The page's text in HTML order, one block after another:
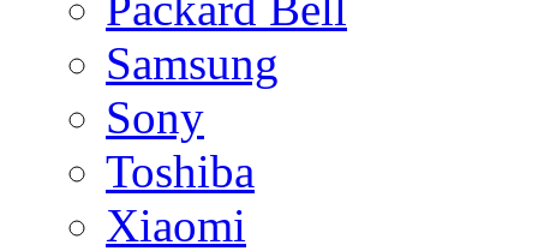
Samsung
Sony
Toshiba
Xiaomi